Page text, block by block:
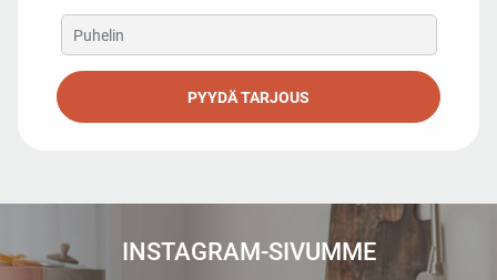
PYYDÄ TARJOUS
INSTAGRAM-SIVUMME